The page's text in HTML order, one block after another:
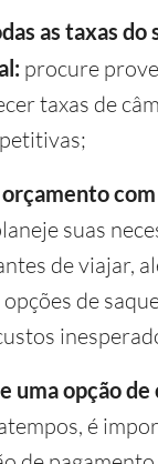
as taxas do
procure
taxas de
suas
de viajar,
de
uma opção de
é